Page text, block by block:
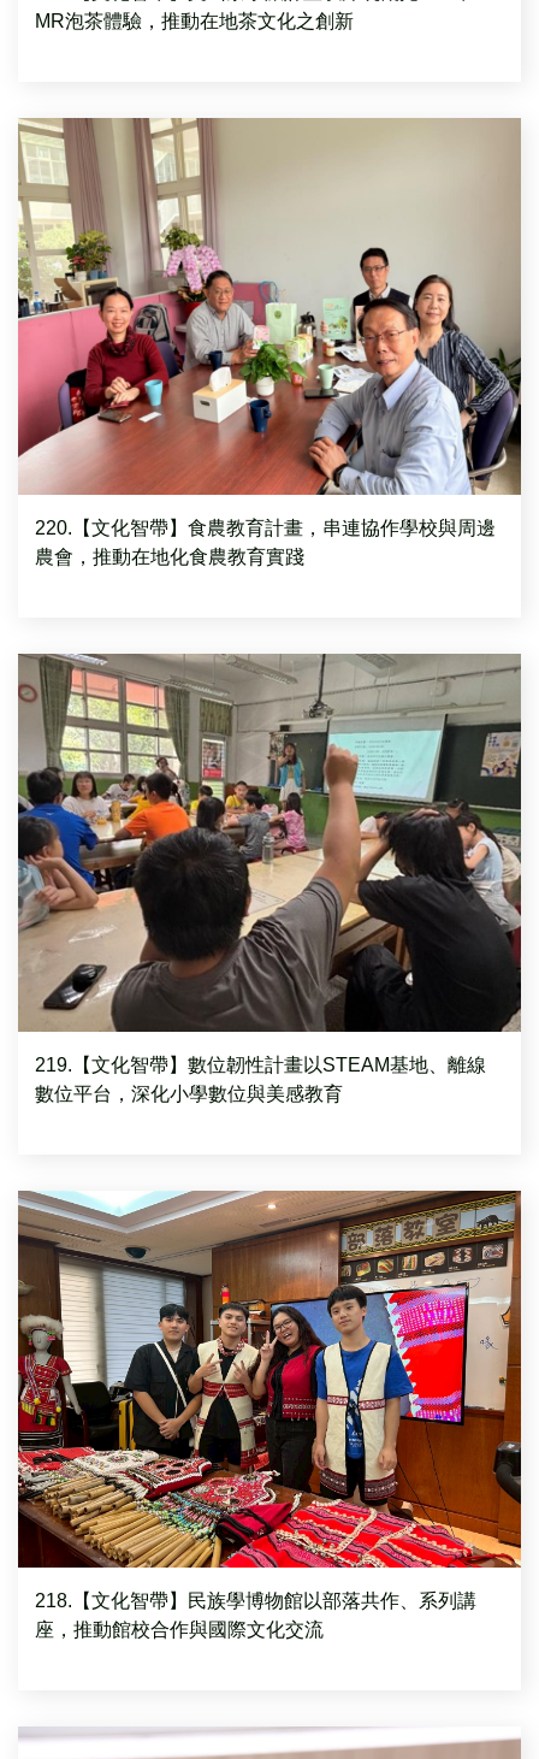
MR泡茶體驗，推動在地茶文化之創新
220.【文化智帶】食農教育計畫，串連協作學校與周邊
農會，推動在地化食農教育實踐
219.【文化智帶】數位韌性計畫以STEAM基地、離線
數位平台，深化小學數位與美感教育
218.【文化智帶】民族學博物館以部落共作、系列講
座，推動館校合作與國際文化交流